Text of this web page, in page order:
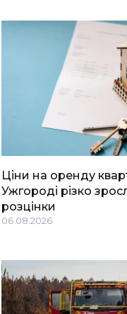
Ціни на оренду
Ужгороді різко
розцінки
06.08.2026